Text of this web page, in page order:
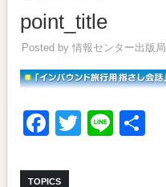
point_title
Posted by 情報センター出版局
Facebook
Twitter
Line共
TOPICS